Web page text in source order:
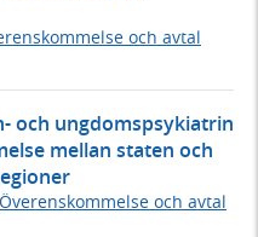
och avtal
och ungdomspsykiatrin
mellan staten och
Överenskommelse och avtal